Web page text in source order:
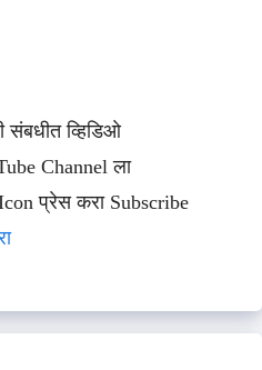
संबधीत व्हिडिओ
Channel ला
प्रेस करा Subscribe